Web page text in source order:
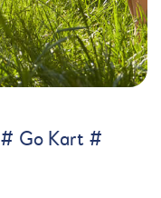
# Go Kart #